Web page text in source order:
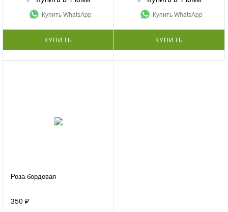
Купить WhatsApp
КУПИТЬ
Купить WhatsApp
КУПИТЬ
Роза бордовая
350 ₽